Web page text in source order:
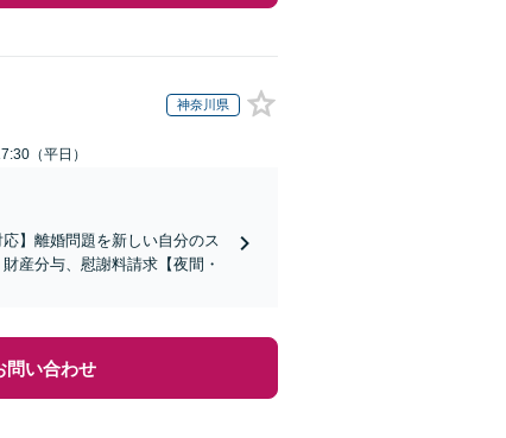
神奈川県
（平日）
】離婚問題を新しい自分のス
産分与、慰謝料請求【夜間・
問い合わせ